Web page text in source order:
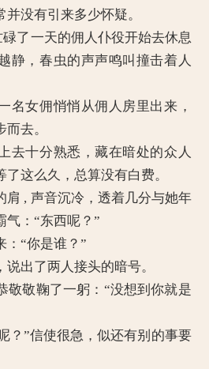
没有引来多少怀疑。
了一天的佣人仆役开始去休息
静，春虫的声声鸣叫撞击着人
女佣悄悄从佣人房里出来，
去。
十分熟悉，藏在暗处的众人
这么久，总算没有白费。
, 声音沉冷，透着几分与她年
气：“东西呢？”
“你是谁？”
出了两人接头的暗号。
敬鞠了一躬：“没想到你就是
”信使很急，似还有别的事要